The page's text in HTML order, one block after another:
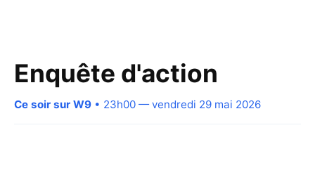
Enquête d'action
Ce soir sur W9 • 23h00 — vendredi 29 mai 2026